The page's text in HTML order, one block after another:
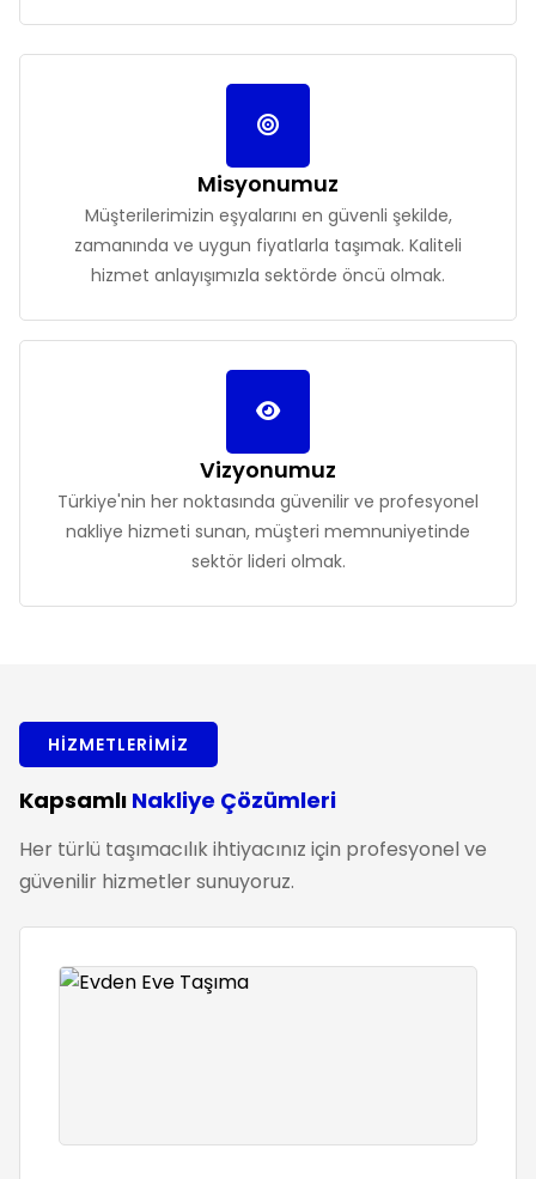
Misyonumuz
Müşterilerimizin eşyalarını en güvenli şekilde,
zamanında ve uygun fiyatlarla taşımak. Kaliteli
hizmet anlayışımızla sektörde öncü olmak.
Vizyonumuz
Türkiye'nin her noktasında güvenilir ve profesyonel
nakliye hizmeti sunan, müşteri memnuniyetinde
sektör lideri olmak.
HIZMETLERIMIZ
Kapsamlı Nakliye Çözümleri
Her türlü taşımacılık ihtiyacınız için profesyonel ve
güvenilir hizmetler sunuyoruz.